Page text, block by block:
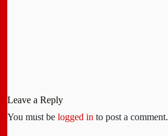
Leave a Reply
You must be logged in to post a comment.